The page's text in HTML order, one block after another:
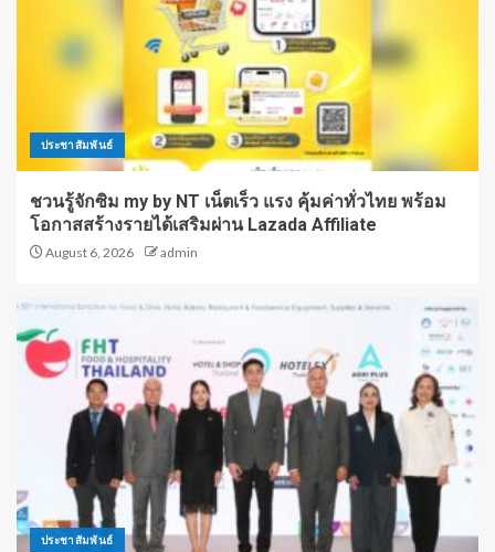
ประชาสัมพันธ์
ชวนรู้จักซิม my by NT เน็ตเร็ว แรง คุ้มค่าทั่วไทย พร้อม
โอกาสสร้างรายได้เสริมผ่าน Lazada Affiliate
August 6, 2026 admin
ประชาสัมพันธ์